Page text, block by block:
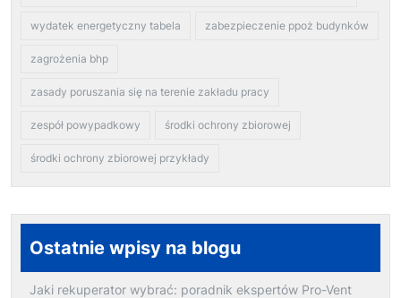
wydatek energetyczny tabela zabezpieczenie ppoż budynków
zagrożenia bhp
zasady poruszania się na terenie zakładu pracy
zespół powypadkowy środki ochrony zbiorowej
środki ochrony zbiorowej przykłady
Ostatnie wpisy na blogu
Jaki rekuperator wybrać: poradnik ekspertów Pro-Vent